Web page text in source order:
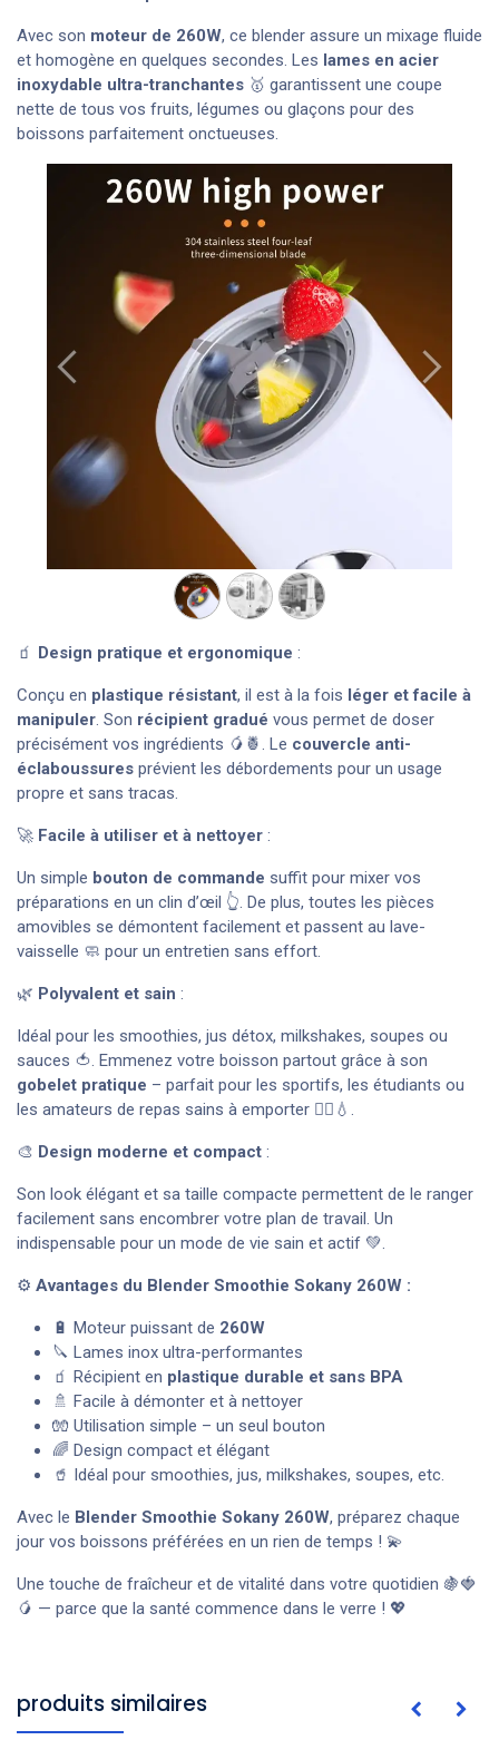
Avec son moteur de 260W, ce blender assure un mixage fluide
et homogène en quelques secondes. Les lames en acier
inoxydable ultra-tranchantes 🥇 garantissent une coupe
nette de tous vos fruits, légumes ou glaçons pour des
boissons parfaitement onctueuses.
Précédent Suivant
🧃 Design pratique et ergonomique :
Conçu en plastique résistant, il est à la fois léger et facile à
manipuler. Son récipient gradué vous permet de doser
précisément vos ingrédients 🥭🍍. Le couvercle anti-
éclaboussures prévient les débordements pour un usage
propre et sans tracas.
🚀 Facile à utiliser et à nettoyer :
Un simple bouton de commande suffit pour mixer vos
préparations en un clin d’œil 👆. De plus, toutes les pièces
amovibles se démontent facilement et passent au lave-
vaisselle 🧼 pour un entretien sans effort.
🌿 Polyvalent et sain :
Idéal pour les smoothies, jus détox, milkshakes, soupes ou
sauces 🍅. Emmenez votre boisson partout grâce à son
gobelet pratique – parfait pour les sportifs, les étudiants ou
les amateurs de repas sains à emporter 🏃‍♀️💧.
🎨 Design moderne et compact :
Son look élégant et sa taille compacte permettent de le ranger
facilement sans encombrer votre plan de travail. Un
indispensable pour un mode de vie sain et actif 💚.
⚙️ Avantages du Blender Smoothie Sokany 260W :
🔋 Moteur puissant de 260W
🔪 Lames inox ultra-performantes
🧃 Récipient en plastique durable et sans BPA
🚿 Facile à démonter et à nettoyer
🧤 Utilisation simple – un seul bouton
🌈 Design compact et élégant
🥤 Idéal pour smoothies, jus, milkshakes, soupes, etc.
Avec le Blender Smoothie Sokany 260W, préparez chaque
jour vos boissons préférées en un rien de temps ! 💫
Une touche de fraîcheur et de vitalité dans votre quotidien 🍇🍓
🥭 — parce que la santé commence dans le verre ! 💖
produits similaires